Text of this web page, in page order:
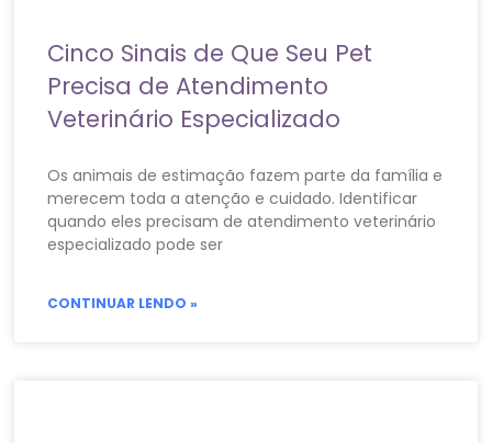
Cinco Sinais de Que Seu Pet
Precisa de Atendimento
Veterinário Especializado
Os animais de estimação fazem parte da família e
merecem toda a atenção e cuidado. Identificar
quando eles precisam de atendimento veterinário
especializado pode ser
CONTINUAR LENDO »